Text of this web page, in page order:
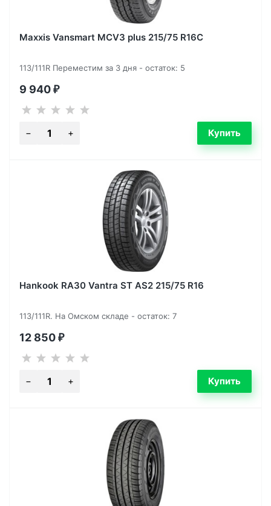
Maxxis Vansmart MCV3 plus 215/75 R16C
113/111R Переместим за 3 дня - остаток: 5
9 940 ₽
Hankook RA30 Vantra ST AS2 215/75 R16
113/111R. На Омском складе - остаток: 7
12 850 ₽